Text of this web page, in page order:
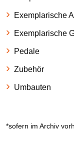
Exemplarische
Exemplarische
Pedale
Zubehör
Umbauten
*sofern im Archiv